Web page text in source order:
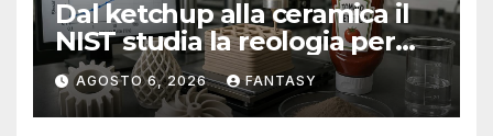
Dal ketchup alla ceramica il
NIST studia la reologia per
rendere più affidabile la
stampa 3D
AGOSTO 6, 2026 FANTASY